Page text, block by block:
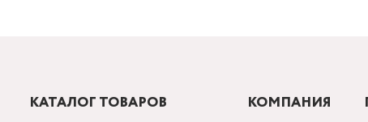
КАТАЛОГ ТОВАРОВ КОМПАНИЯ